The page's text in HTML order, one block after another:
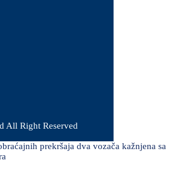
All Right Reserved
prekršaja dva vozača kažnjena sa